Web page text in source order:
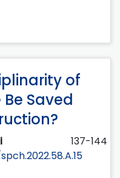
of
Saved
137-144